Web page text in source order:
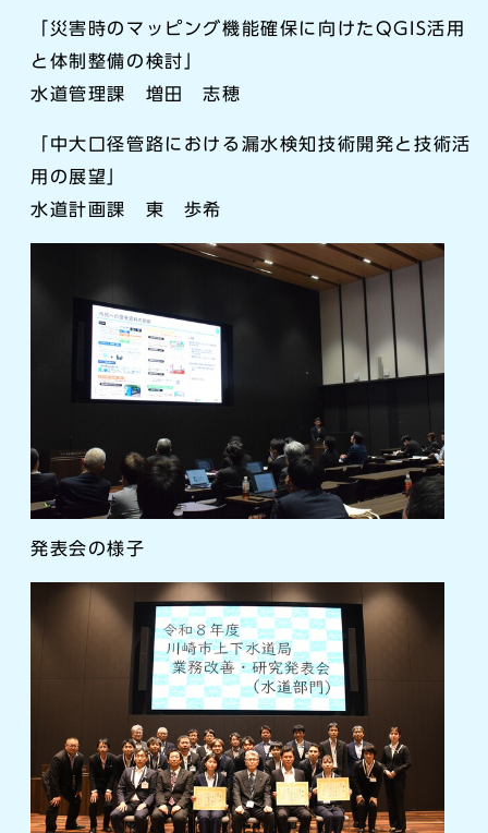
「災害時のマッピング機能確保に向けたQGIS活用
と体制整備の検討」
水道管理課 増田 志穂
「中大口径管路における漏水検知技術開発と技術活
用の展望」
水道計画課 東 歩希
発表会の様子